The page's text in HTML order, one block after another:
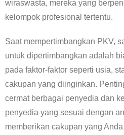
wiraswasta, mereka yang
kelompok profesional tertentu.
Saat mempertimbangkan PKV,
untuk dipertimbangkan adalah
pada faktor-faktor seperti usia,
cakupan yang diinginkan.
cermat berbagai penyedia dan
penyedia yang sesuai dengan
memberikan cakupan yang